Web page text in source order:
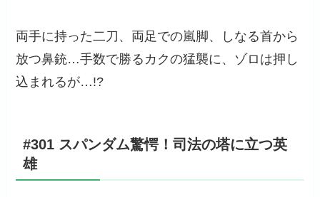
両手に持った二刀、両足での嵐脚、しなる首から
放つ鼻銃…手数で勝るカクの猛襲に、ゾロは押し
込まれるが…!?
#301 スパンダム驚愕！司法の塔に立つ英
雄